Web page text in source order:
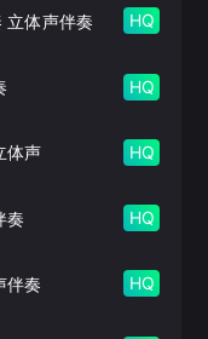
立体声伴奏 HQ
HQ
体声 HQ
奏 HQ
伴奏 HQ